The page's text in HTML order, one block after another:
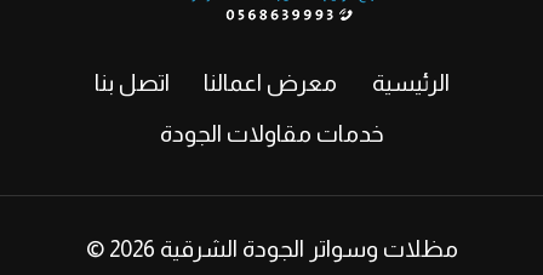
للبيت
في
القطيف
الخارجي
الرئيسية معرض اعمالنا
اتصل بنا
خدمات مقاولات الجودة
© 2026 مظلات وسواتر الجودة الشرقية